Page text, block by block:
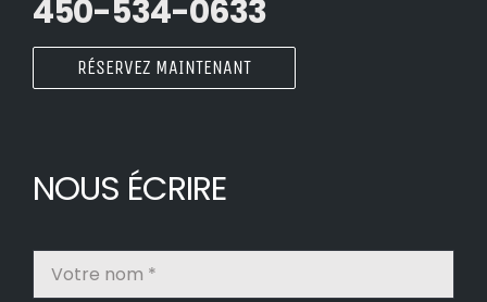
450-534-0633
RÉSERVEZ MAINTENANT
NOUS ÉCRIRE